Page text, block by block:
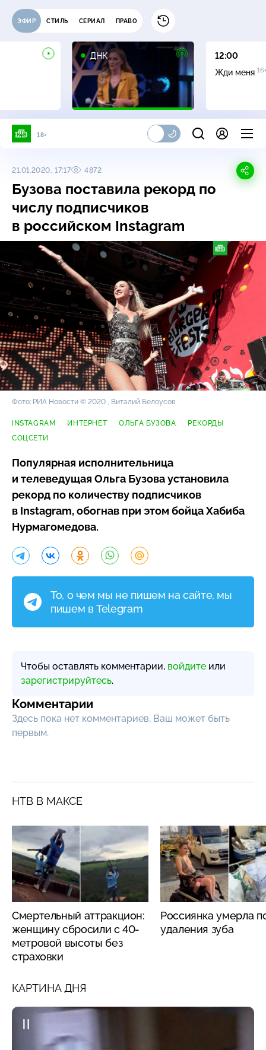
ЭФИР СТИЛЬ СЕРИАЛ ПРАВО
ДНК
16+
12:00
Жди меня
18+
21.01.2020, 17:17 4872
Бузова поставила рекорд по
числу подписчиков
в российском Instagram
Фото: РИА Новости © 2020 , Виталий Белоусов
INSTAGRAM ИНТЕРНЕТ ОЛЬГА БУЗОВА
РЕКОРДЫ
СОЦСЕТИ
Популярная исполнительница
и телеведущая Ольга Бузова установила
рекорд по количеству подписчиков
в Instagram, обогнав при этом бойца Хабиба
Нурмагомедова.
То, о чем мы не пишем на сайте, мы
пишем в Telegram
Чтобы оставлять комментарии, войдите или
зарегистрируйтесь.
Комментарии
Здесь пока нет комментариев, Ваш может быть
первым.
НТВ В МАКСЕ
Смертельный аттракцион:
женщину сбросили с 40-
метровой высоты без
страховки
Россиянка умерла
удаления зуба
КАРТИНА ДНЯ